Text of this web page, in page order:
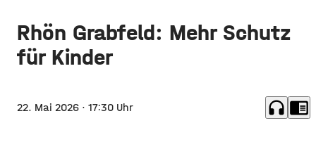
Rhön Grabfeld: Mehr Schutz
für Kinder
22. Mai 2026 · 17:30 Uhr headphones chrome_reader_mode